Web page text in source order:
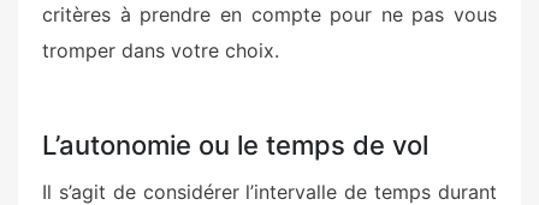
critères à prendre en compte pour ne pas vous
tromper dans votre choix.
L’autonomie ou le temps de vol
Il s’agit de considérer l’intervalle de temps durant